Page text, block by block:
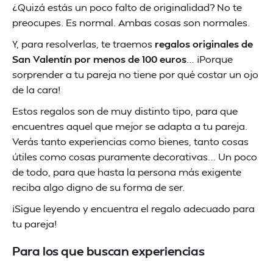
¿Quizá estás un poco falto de originalidad? No te
preocupes. Es normal. Ambas cosas son normales.
Y, para resolverlas, te traemos regalos originales de
San Valentín por menos de 100 euros … ¡Porque
sorprender a tu pareja no tiene por qué costar un ojo
de la cara!
Estos regalos son de muy distinto tipo, para que
encuentres aquel que mejor se adapta a tu pareja.
Verás tanto experiencias como bienes, tanto cosas
útiles como cosas puramente decorativas… Un poco
de todo, para que hasta la persona más exigente
reciba algo digno de su forma de ser.
¡Sigue leyendo y encuentra el regalo adecuado para
tu pareja!
Para los que buscan experiencias